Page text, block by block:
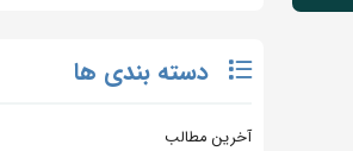
دسته بندی ها
آخرین مطالب